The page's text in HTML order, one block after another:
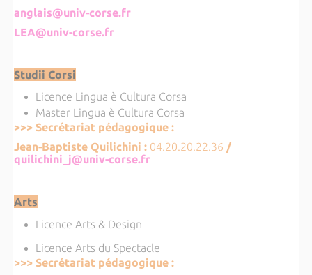
anglais@univ-corse.fr
LEA@univ-corse.fr
Studii Corsi
Licence Lingua è Cultura Corsa
Master Lingua è Cultura Corsa
>>> Secrétariat pédagogique :
Jean-Baptiste Quilichini : 04.20.20.22.36 /
quilichini_j@univ-corse.fr
Arts
Licence Arts & Design
Licence Arts du Spectacle
>>> Secrétariat pédagogique :